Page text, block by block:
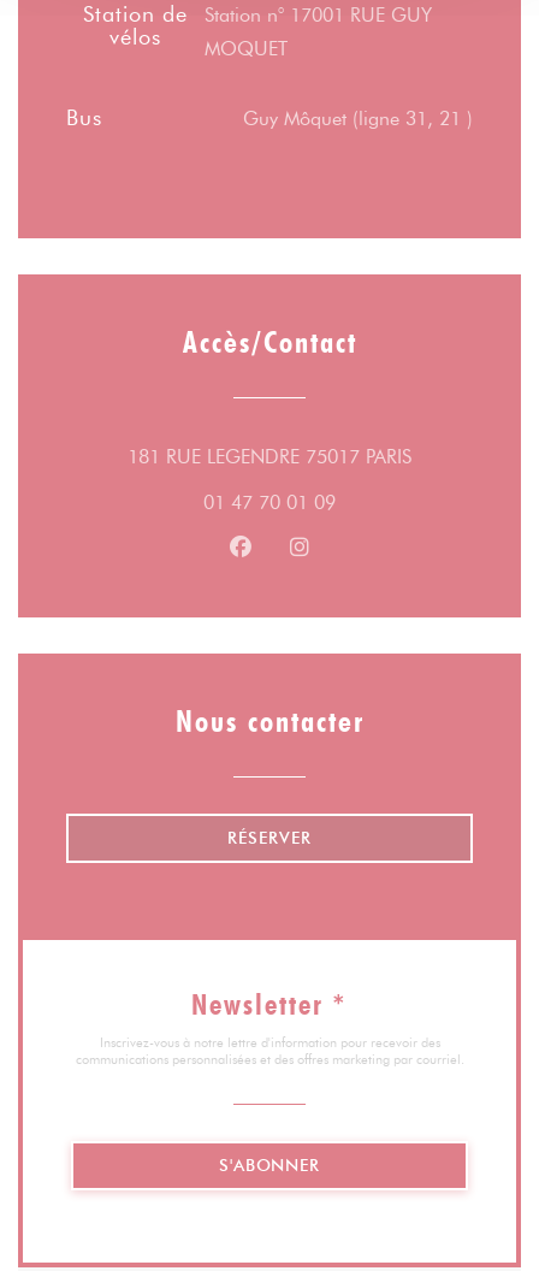
Station de
vélos
Station n° 17001 RUE GUY
MOQUET
Bus Guy Môquet (ligne 31, 21 )
Accès/Contact
181 RUE LEGENDRE 75017 PARIS((ouvre une
01 47 70 01 09
Facebook ((ouvre une nouvelle
Instagram ((ouvre une
Nous contacter
RÉSERVER
Newsletter *
Inscrivez-vous à notre lettre d'information pour recevoir des
communications personnalisées et des offres marketing par courriel.
S'ABONNER